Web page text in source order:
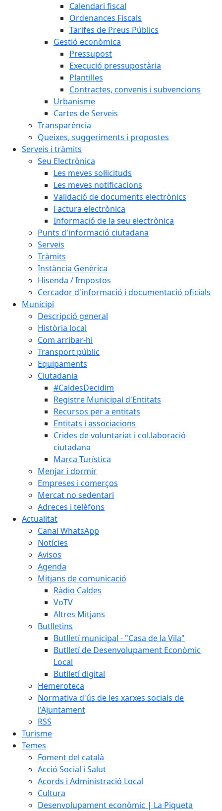
Calendari fiscal
Ordenances Fiscals
Tarifes de Preus Públics
Gestió econòmica
Pressupost
Execució pressupostària
Plantilles
Contractes, convenis i subvencions
Urbanisme
Cartes de Serveis
Transparència
Queixes, suggeriments i propostes
Serveis i tràmits
Seu Electrònica
Les meves sol·licituds
Les meves notificacions
Validació de documents electrònics
Factura electrònica
Informació de la seu electrònica
Punts d'informació ciutadana
Serveis
Tràmits
Instància Genèrica
Hisenda / Impostos
Cercador d'informació i documentació oficials
Municipi
Descripció general
Història local
Com arribar-hi
Transport públic
Equipaments
Ciutadania
#CaldesDecidim
Registre Municipal d'Entitats
Recursos per a entitats
Entitats i associacions
Crides de voluntariat i col.laboració
ciutadana
Marca Turística
Menjar i dormir
Empreses i comerços
Mercat no sedentari
Adreces i telèfons
Actualitat
Canal WhatsApp
Notícies
Avisos
Agenda
Mitjans de comunicació
Ràdio Caldes
VoTV
Altres Mitjans
Butlletins
Butlletí municipal - "Casa de la Vila"
Butlletí de Desenvolupament Econòmic
Local
Butlletí digital
Hemeroteca
Normativa d'ús de les xarxes socials de
l'Ajuntament
RSS
Turisme
Temes
Foment del català
Acció Social i Salut
Acords i Administració Local
Cultura
Desenvolupament econòmic | La Piqueta